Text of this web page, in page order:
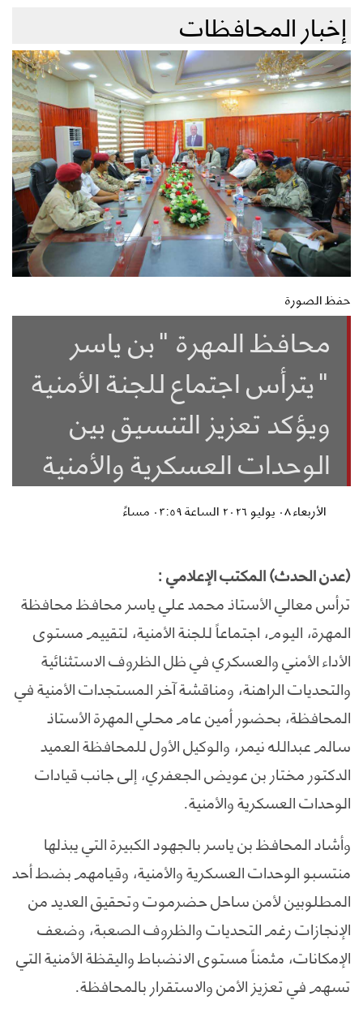
إخبار المحافظات
حفظ الصورة
محافظ المهرة "بن ياسر
"يترأس اجتماع للجنة الأمنية
ويؤكد تعزيز التنسيق بين
الوحدات العسكرية والأمنية
الأربعاء ٠٨ يوليو ٢٠٢٦ الساعة ٠٣:٥٩ مساءً
(عدن الحدث) المكتب الإعلامي :
ترأس معالي الأستاذ محمد علي ياسر محافظ محافظة
المهرة، اليوم، اجتماعاً للجنة الأمنية، لتقييم مستوى
الأداء الأمني والعسكري في ظل الظروف الاستثنائية
والتحديات الراهنة، ومناقشة آخر المستجدات الأمنية في
المحافظة، بحضور أمين عام محلي المهرة الأستاذ
سالم عبدالله نيمر، والوكيل الأول للمحافظة العميد
الدكتور مختار بن عويض الجعفري، إلى جانب قيادات
الوحدات العسكرية والأمنية.
وأشاد المحافظ بن ياسر بالجهود الكبيرة التي يبذلها
منتسبو الوحدات العسكرية والأمنية، وقيامهم بضط أحد
المطلوبين لأمن ساحل حضرموت وتحقيق العديد من
الإنجازات رغم التحديات والظروف الصعبة، وضعف
الإمكانات، مثمناً مستوى الانضباط واليقظة الأمنية التي
تسهم في تعزيز الأمن والاستقرار بالمحافظة.